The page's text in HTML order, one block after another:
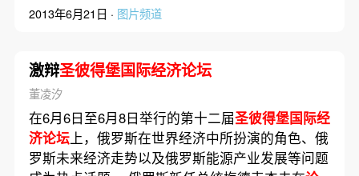
2013年6月21日 · 图片频道
激辩圣彼得堡国际经济论坛
董凌汐
在6月6日至6月8日举行的第十二届圣彼得堡国际经
济论坛上，俄罗斯在世界经济中所扮演的角色、俄
罗斯未来经济走势以及俄罗斯能源产业发展等问题